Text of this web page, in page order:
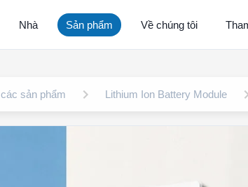
Nhà Sản phẩm Về chúng tôi
các sản phẩm Lithium Ion Battery Module